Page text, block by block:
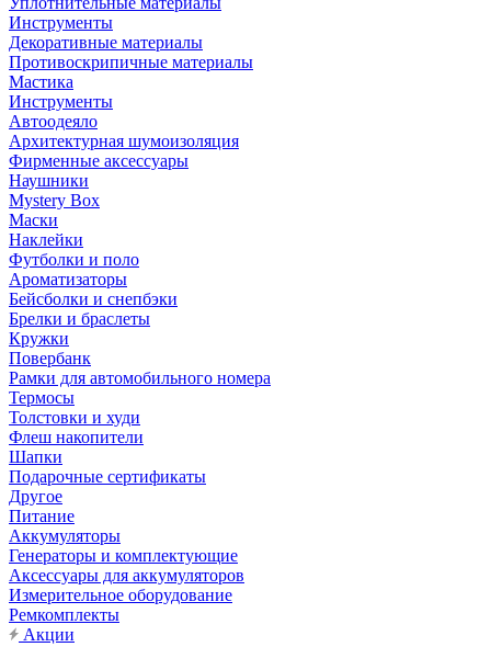
Инструменты
Декоративные материалы
Противоскрипичные материалы
Мастика
Инструменты
Автоодеяло
Архитектурная шумоизоляция
Фирменные аксессуары
Наушники
Mystery Box
Маски
Наклейки
Футболки и поло
Ароматизаторы
Бейсболки и снепбэки
Брелки и браслеты
Кружки
Повербанк
Рамки для автомобильного номера
Термосы
Толстовки и худи
Флеш накопители
Шапки
Подарочные сертификаты
Другое
Питание
Аккумуляторы
Генераторы и комплектующие
Аксессуары для аккумуляторов
Измерительное оборудование
Ремкомплекты
Акции